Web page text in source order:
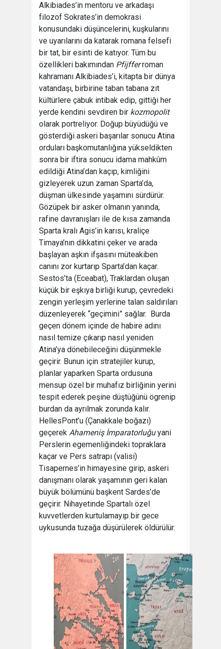
Alkibiades’in mentoru ve arkadaşı
filozof Sokrates’in demokrasi
konusundaki düşüncelerini, kuşkularını
ve uyarılarını da katarak romana felsefi
bir tat, bir esinti de katıyor. Tüm bu
özellikleri bakımından Pfijfferroman
kahramanı Alkibiades’i, kitapta bir dünya
vatandaşı, birbirine taban tabana zıt
kültürlere çabuk intibak edip, gittiği her
yerde kendini sevdiren bir kozmopolit
olarak portreliyor. Doğup büyüdüğü ve
gösterdiği askeri başarılar sonucu Atina
orduları başkomutanlığına yükseldikten
sonra bir iftira sonucu idama mahkûm
edildiği Atina’dan kaçıp, kimliğini
gizleyerek uzun zaman Sparta’da,
düşman ülkesinde yaşamını sürdürür.
Gözüpek bir asker olmanın yanında,
rafine davranışları ile de kısa zamanda
Sparta kralı Agis’in karısı, kraliçe
Timaya’nın dikkatini çeker ve arada
başlayan aşkın ifşasını müteakiben
canını zor kurtarıp Sparta’dan kaçar.
Sestos’ta (Eceabat), Traklardan oluşan
küçük bir eşkıya birliği kurup, çevredeki
zengin yerleşim yerlerine talan saldırıları
düzenleyerek “geçimini” sağlar. Burda
geçen dönem içinde de habire adını
nasıl temize çıkarıp nasıl yeniden
Atina’ya dönebileceğini düşünmekle
geçirir. Bunun için stratejiler kurup,
planlar yaparken Sparta ordusuna
mensup özel bir muhafız birliğinin yerini
tespit ederek peşine düştüğünü ögrenip
burdan da ayrılmak zorunda kalır.
HellesPont’u (Çanakkale boğazı)
geçerek Ahameniş İmparatorluğuyani
Perslerin egemenliğindeki topraklara
kaçar ve Pers satrapı (valisi)
Tisapernes’in himayesine girip, askeri
danışmanı olarak yaşamının geri kalan
büyük bölümünü başkent Sardes’de
geçirir. Nihayetinde Spartalı özel
kuvvetlerden kurtulamayıp bir gece
uykusunda tuzağa düşürülerek öldürülür.